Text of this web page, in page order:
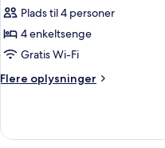
Plads til 4 personer
4 enkeltsenge
Gratis Wi-Fi
Flere oplysninger
Flere
Room